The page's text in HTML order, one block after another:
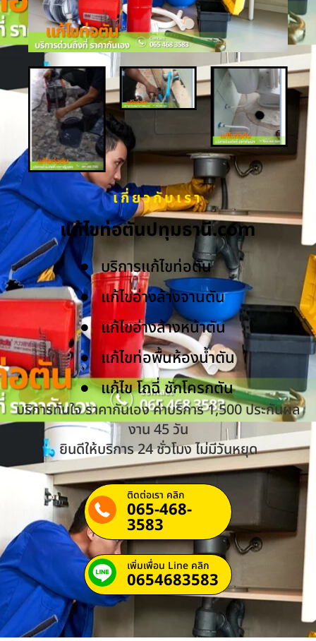
เกี่ยวกับเรา
แก้ไขท่อตันปทุมธานี.com
บริการแก้ไขท่อตัน
แก้ไขอ่างล้างจานตัน
แก้ไขอ่างล้างหน้าตัน
แก้ไขท่อพื้นห้องน้ำตัน
แก้ไข โถฉี่ ชักโครกตัน
บริการทันใจ ราคากันเอง ค่าบริการ 1,500 ประกันผล
งาน 45 วัน
ยินดีให้บริการ 24 ชั่วโมง ไม่มีวันหยุด
ติดต่อเรา คลิก
065-468-
3583
เพิ่มเพื่อน Line คลิก
0654683583